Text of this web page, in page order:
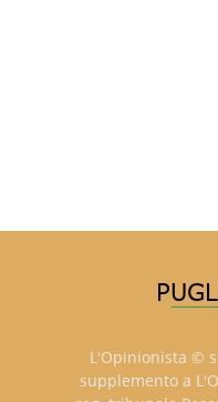
L'Opinionista ©
supplemento a